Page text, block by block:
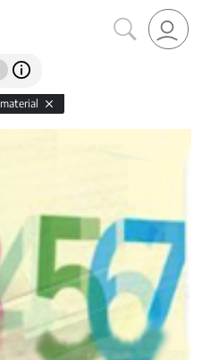
material